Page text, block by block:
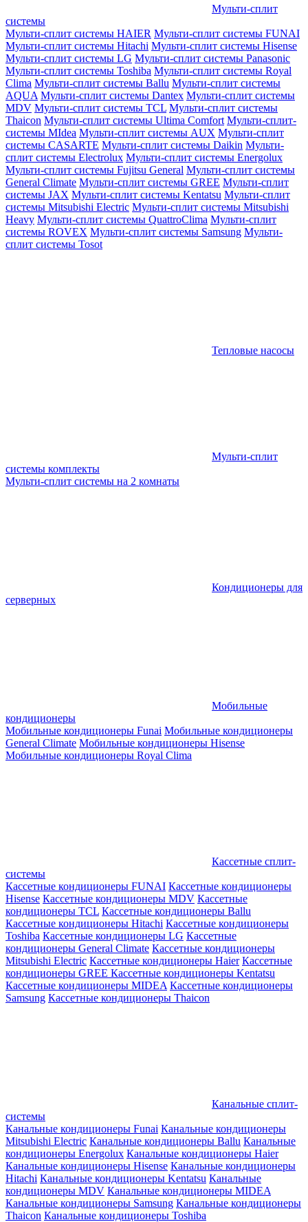
Мульти-сплит
системы
Мульти-сплит системы HAIER Мульти-сплит системы FUNAI
Мульти-сплит системы Hitachi Мульти-сплит системы Hisense
Мульти-сплит системы LG Мульти-сплит системы Panasonic
Мульти-сплит системы Toshiba Мульти-сплит системы Royal
Clima Мульти-сплит системы Ballu Мульти-сплит системы
AQUA Мульти-сплит системы Dantex Мульти-сплит системы
MDV Мульти-сплит системы TCL Мульти-сплит системы
Thaicon Мульти-сплит системы Ultima Comfort Мульти-сплит-
системы MIdea Мульти-сплит системы AUX Мульти-сплит
системы CASARTE Мульти-сплит системы Daikin Мульти-
сплит системы Electrolux Мульти-сплит системы Energolux
Мульти-сплит системы Fujitsu General Мульти-сплит системы
General Climate Мульти-сплит системы GREE Мульти-сплит
системы JAX Мульти-сплит системы Kentatsu Мульти-сплит
системы Mitsubishi Electric Мульти-сплит системы Mitsubishi
Heavy Мульти-сплит системы QuattroClima Мульти-сплит
системы ROVEX Мульти-сплит системы Samsung Мульти-
сплит системы Tosot
Тепловые насосы
Мульти-сплит
системы комплекты
Мульти-сплит системы на 2 комнаты
Кондиционеры для
серверных
Мобильные
кондиционеры
Мобильные кондиционеры Funai Мобильные кондиционеры
General Climate Мобильные кондиционеры Hisense
Мобильные кондиционеры Royal Clima
Кассетные сплит-
системы
Кассетные кондиционеры FUNAI Кассетные кондиционеры
Hisense Кассетные кондиционеры MDV Кассетные
кондиционеры TCL Кассетные кондиционеры Ballu
Кассетные кондиционеры Hitachi Кассетные кондиционеры
Toshiba Кассетные кондиционеры LG Кассетные
кондиционеры General Climate Кассетные кондиционеры
Mitsubishi Electric Кассетные кондиционеры Haier Кассетные
кондиционеры GREE Кассетные кондиционеры Kentatsu
Кассетные кондиционеры MIDEA Кассетные кондиционеры
Samsung Кассетные кондиционеры Thaicon
Канальные сплит-
системы
Канальные кондиционеры Funai Канальные кондиционеры
Mitsubishi Electric Канальные кондиционеры Ballu Канальные
кондиционеры Energolux Канальные кондиционеры Haier
Канальные кондиционеры Hisense Канальные кондиционеры
Hitachi Канальные кондиционеры Kentatsu Канальные
кондиционеры MDV Канальные кондиционеры MIDEA
Канальные кондиционеры Samsung Канальные кондиционеры
Thaicon Канальные кондиционеры Toshiba